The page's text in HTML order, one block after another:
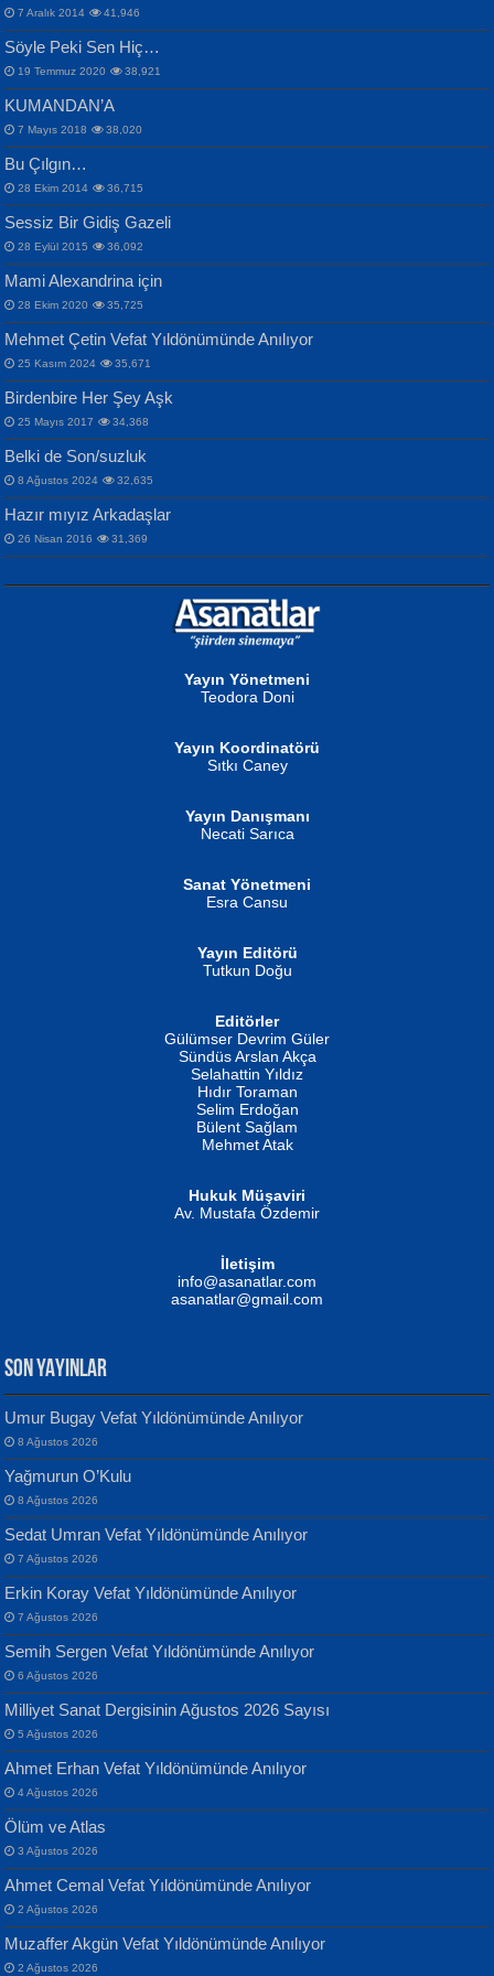
Samimiyet Nedir?...
İPEK ACAR SERT
Gazze’nin Şecaati, Ümmetin İmtihanı...
MAHMUT GÜRBÜZ
İbrahim Olmak ve Bitirebilmek...
NURAN KÖSE BAYDAR
İSMAİL OKUTAN
Erkeklerin Kahrolması Ne Demektir
MUSTAFA KELOĞLU
Yarına İz Bırakmak...
ATİLLA ÖZEN
Sultan Olmadan Önce Eyüp...
EKREM KARABABA
Bülent Sağlam
Mescid-i Aksâ Üstüne Ay!...
Selahattin Yıldız
İdrakimle Üşürken...
Songül Özel
Mahzen...
Ben Deniz Değilim ki...
Evvel Zaman Tanrıçası...
Yılmaz Ekinci
Geceye Söylenen...
Banu Sancak
Defterimden İçeri...
İsmail Aydos
İnkisar...
ERDEM BAYAZIT
Sana, Bana, Vatanıma, Ülkemin
İnsanlarına Dair...
NAZIM HİKMET RAN
Bir Cezaevinde, Tecritteki Adamın
Mektupları...
7 Aralık 2014 41,946
Söyle Peki Sen Hiç…
19 Temmuz 2020 38,921
KUMANDAN’A
7 Mayıs 2018 38,020
Bu Çılgın…
28 Ekim 2014 36,715
Sessiz Bir Gidiş Gazeli
28 Eylül 2015 36,092
Mami Alexandrina için
28 Ekim 2020 35,725
Mehmet Çetin Vefat Yıldönümünde Anılıyor
25 Kasım 2024 35,671
Birdenbire Her Şey Aşk
25 Mayıs 2017 34,368
Belki de Son/suzluk
8 Ağustos 2024 32,635
Hazır mıyız Arkadaşlar
26 Nisan 2016 31,369
Yayın Yönetmeni
Teodora Doni
Yayın Koordinatörü
Sıtkı Caney
Yayın Danışmanı
Necati Sarıca
Sanat Yönetmeni
Esra Cansu
Yayın Editörü
Tutkun Doğu
Editörler
Gülümser Devrim Güler
Sündüs Arslan Akça
Selahattin Yıldız
Hıdır Toraman
Selim Erdoğan
Bülent Sağlam
Mehmet Atak
Hukuk Müşaviri
Av. Mustafa Özdemir
İletişim
info@asanatlar.com
asanatlar@gmail.com
SON YAYINLAR
Umur Bugay Vefat Yıldönümünde Anılıyor
8 Ağustos 2026
Yağmurun O’Kulu
8 Ağustos 2026
Sedat Umran Vefat Yıldönümünde Anılıyor
7 Ağustos 2026
Erkin Koray Vefat Yıldönümünde Anılıyor
7 Ağustos 2026
Semih Sergen Vefat Yıldönümünde Anılıyor
6 Ağustos 2026
Milliyet Sanat Dergisinin Ağustos 2026 Sayısı
5 Ağustos 2026
Ahmet Erhan Vefat Yıldönümünde Anılıyor
4 Ağustos 2026
Ölüm ve Atlas
3 Ağustos 2026
Ahmet Cemal Vefat Yıldönümünde Anılıyor
2 Ağustos 2026
Muzaffer Akgün Vefat Yıldönümünde Anılıyor
2 Ağustos 2026